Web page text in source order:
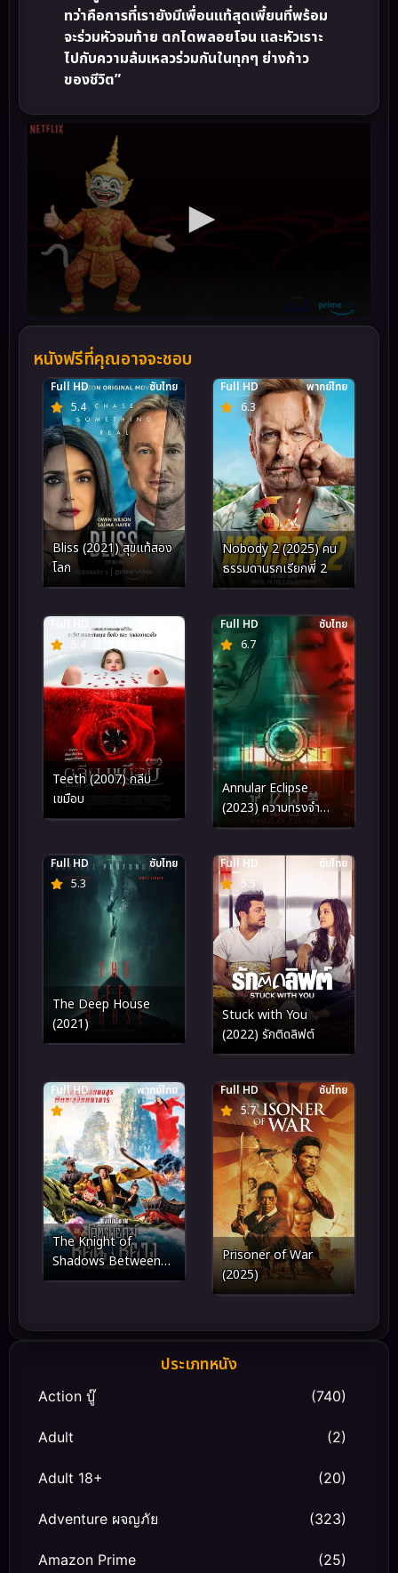
ทว่าคือการที่เรายังมีเพื่อนแท้สุดเพี้ยนที่พร้อม
จะร่วมหัวจมท้าย ตกไดพลอยโจน และหัวเราะ
ไปกับความล้มเหลวร่วมกันในทุกๆ ย่างก้าว
ของชีวิต”
หนังฟรีที่คุณอาจจะชอบ
5.4
Full HD ซับไทย
Bliss (2021) สุขแท้สอง
โลก
6.3
Full HD พากย์ไทย
Nobody 2 (2025) คน
ธรรมดานรกเรียกพี่ 2
Teeth (2007) กลีบ
เขมือบ
6.7
Full HD ซับไทย
Annular Eclipse
(2023) ความทรงจำ
ปริศนา
5.3
Full HD ซับไทย
The Deep House
(2021)
5.5
Full HD ซับไทย
Stuck with You
(2022) รักติดลิฟต์
5.0
Full HD พากย์ไทย
The Knight of
Shadows Between
Yin and Yang (2019)
5.7
Full HD ซับไทย
Prisoner of War
(2025)
ประเภทหนัง
Action บู๊ (740)
Adult (2)
Adult 18+ (20)
Adventure ผจญภัย (323)
Amazon Prime (25)